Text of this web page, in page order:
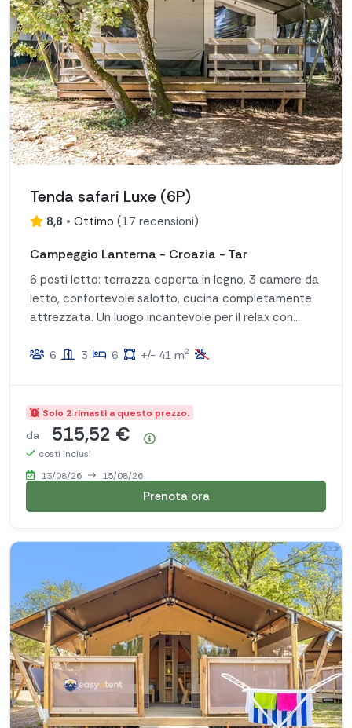
Tenda safari Luxe (6P)
8,8 • Ottimo (17 recensioni)
Campeggio Lanterna - Croazia - Tar
6 posti letto: terrazza coperta in legno, 3 camere da
letto, confortevole salotto, cucina completamente
attrezzata. Un luogo incantevole per il relax con
6 3 6 +/- 41 m2
Solo 2 rimasti a questo prezzo.
da 515,52 €
costi inclusi
13/08/26
15/08/26
Prenota ora